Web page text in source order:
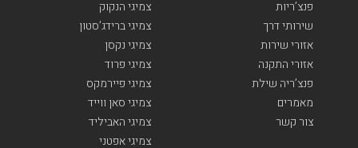
צמיגי הנקוק
צמיגי ברידג’סטון
צמיגי נקסן
צמיגי פרוד
צמיגי פיירמקס
צמיגי סאן ווייד
צמיגי האביליד
צמיגי אפטני
פנצ’ריות
שירותי דרך
אזורי שירות
אזורי התקנה
פנצ’ריה שילת
מאמרים
צור קשר